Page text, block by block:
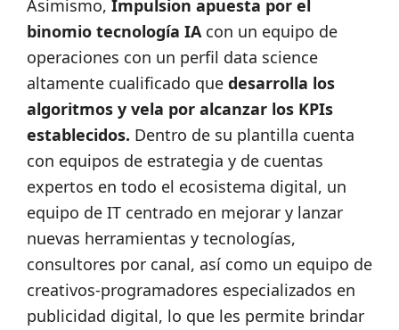
Asimismo, Impulsion apuesta por el
binomio tecnología IAcon un equipo de
operaciones con un perfil data science
altamente cualificado que desarrolla los
algoritmos y vela por alcanzar los KPIs
establecidos. Dentro de su plantilla cuenta
con equipos de estrategia y de cuentas
expertos en todo el ecosistema digital, un
equipo de IT centrado en mejorar y lanzar
nuevas herramientas y tecnologías,
consultores por canal, así como un equipo de
creativos-programadores especializados en
publicidad digital, lo que les permite brindar